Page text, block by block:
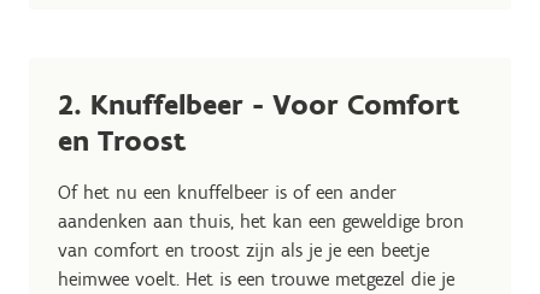
2. Knuffelbeer - Voor Comfort
en Troost
Of het nu een knuffelbeer is of een ander
aandenken aan thuis, het kan een geweldige bron
van comfort en troost zijn als je je een beetje
heimwee voelt. Het is een trouwe metgezel die je